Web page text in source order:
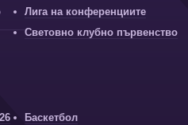
Лига на конференциите
Световно клубно първенство
Баскетбол